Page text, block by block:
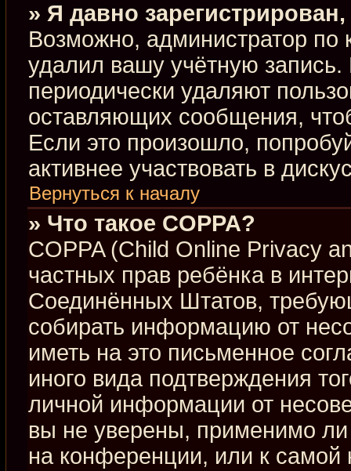
» Я давно
Возможно, администратор по
удалил вашу учётную
периодически удаляют
оставляющих сообщения,
Если это произошло,
активнее участвовать в
Вернуться к началу
» Что такое COPPA?
COPPA (Child Online Privacy
частных прав ребёнка в
Соединённых Штатов,
собирать информацию от
иметь на это письменное
иного вида подтверждения
личной информации от
вы не уверены, применимо
на конференции, или к самой